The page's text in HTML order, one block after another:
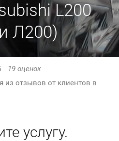
L200
Л200)
19 оценок
из отзывов от клиентов в
услугу.